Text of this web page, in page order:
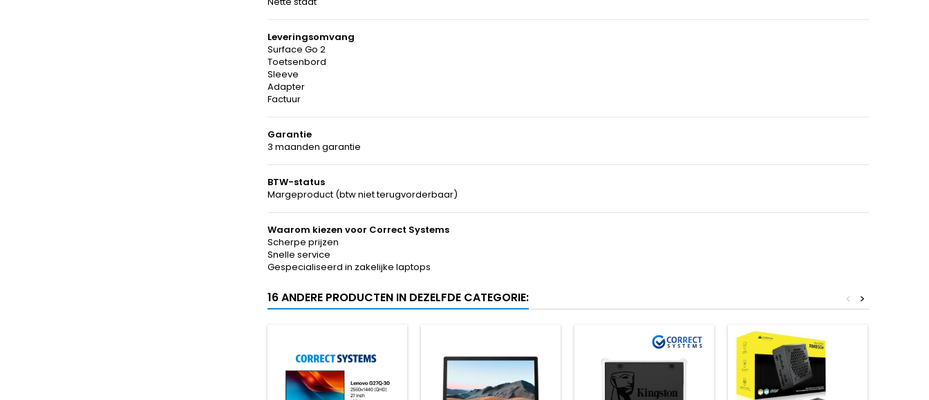
Leveringsomvang
Surface Go 2
Toetsenbord
Sleeve
Adapter
Factuur
Garantie
3 maanden garantie
BTW-status
Margeproduct (btw niet terugvorderbaar)
Waarom kiezen voor Correct Systems
Scherpe prijzen
Snelle service
Gespecialiseerd in zakelijke laptops
16 ANDERE PRODUCTEN IN DEZELFDE CATEGORIE: >
<